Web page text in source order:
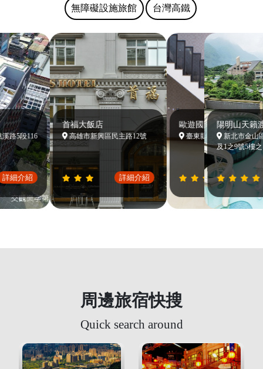
無障礙設施旅館 台灣高鐵
5段116
細介紹
首福大飯店
高雄市新興區民主路12號
詳細介紹
歐遊國際精品旅館
臺東縣臺東市更生北路11號
詳細介紹
陽明山天籟渡
新北市金山區
及1之9號5樓之1
周邊旅宿快搜
Quick search around